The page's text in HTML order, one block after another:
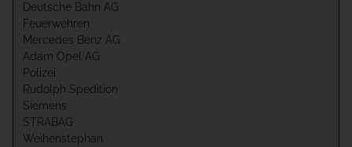
Deutsche Bahn AG
Feuerwehren
Mercedes Benz AG
Adam Opel AG
Polizei
Rudolph Spedition
Siemens
STRABAG
Weihenstephan